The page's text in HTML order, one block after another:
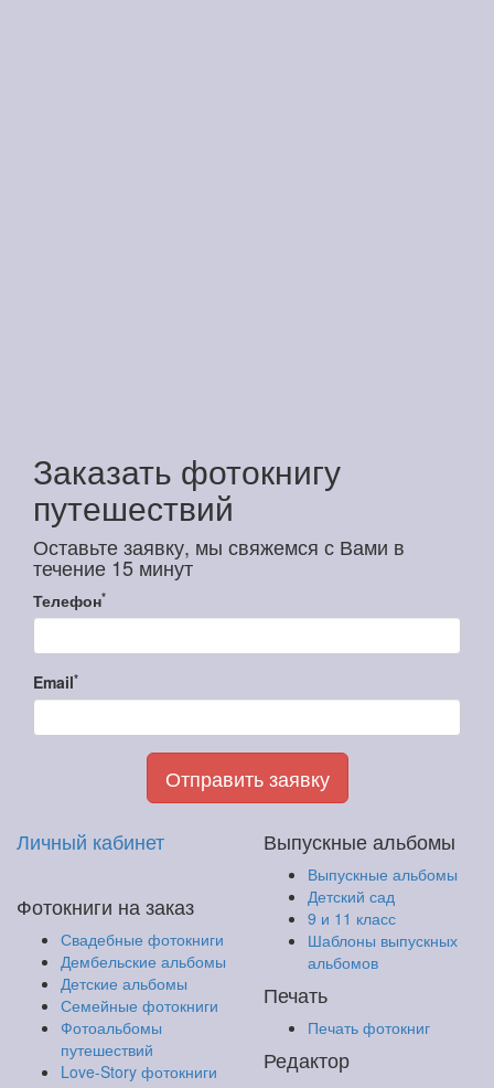
Заказать фотокнигу
путешествий
Оставьте заявку, мы свяжемся с Вами в
течение 15 минут
Телефон*
Email*
Отправить заявку
Личный кабинет
Фотокниги на заказ
Свадебные фотокниги
Дембельские альбомы
Детские альбомы
Семейные фотокниги
Фотоальбомы
путешествий
Love-Story фотокниги
Выпускные альбомы
Выпускные альбомы
Детский сад
9 и 11 класс
Шаблоны выпускных
альбомов
Печать
Печать фотокниг
Редактор